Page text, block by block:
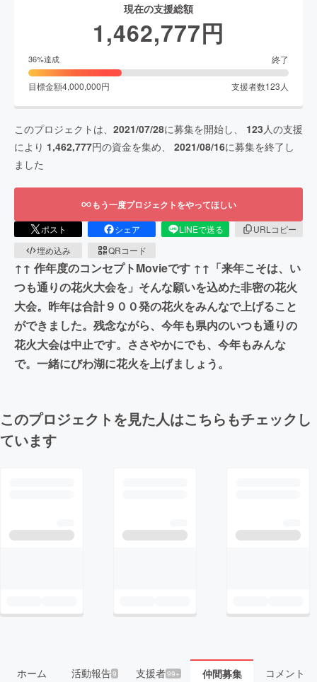
現在の支援総額
1,462,777円
36%達成 終了
目標金額4,000,000円 支援者数123 人
このプロジェクトは、 2021/07/28に募集を開始し、 123 人の支援
により 1,462,777円の資金を集め、 2021/08/16に募集を終了し
ました
もう一度プロジェクトをやってほしい
ポスト シェア LINEで送る
URLコピー
埋め込み
QRコード
↑↑ 作年度のコンセプトMovieです ↑↑「来年こそは、い
つも通りの花火大会を」そんな願いを込めた非密の花火
大会。昨年は合計９００発の花火をみんなで上げること
ができました。残念ながら、今年も県内のいつも通りの
花火大会は中止です。ささやかにでも、今年もみんな
で。一緒にびわ湖に花火を上げましょう。
このプロジェクトを見た人はこちらもチェックし
ています
ホーム 活動報告9 支援者99+ 仲間募集 コメント